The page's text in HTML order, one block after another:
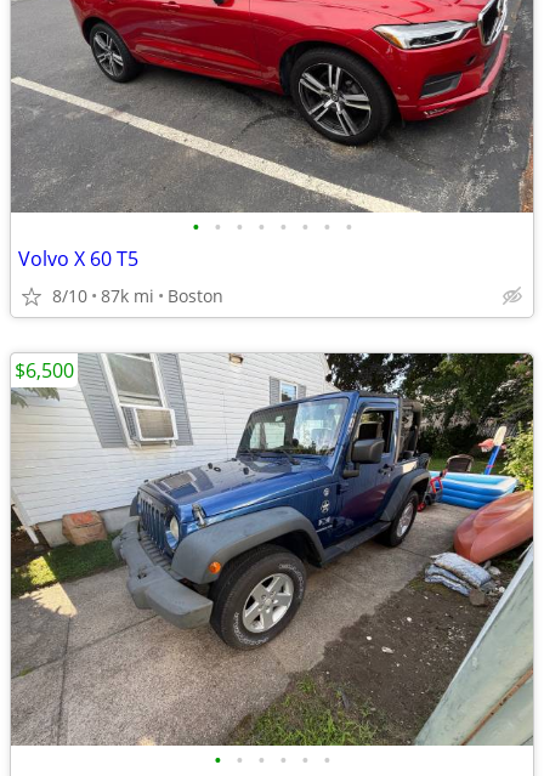
• • • • • • • •
Volvo X 60 T5
8/10 87k mi Boston
• • • • • •
$6,500